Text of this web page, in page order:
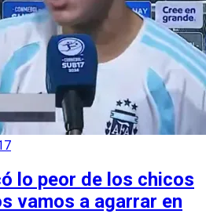
lo peor de los chicos
vamos a agarrar en